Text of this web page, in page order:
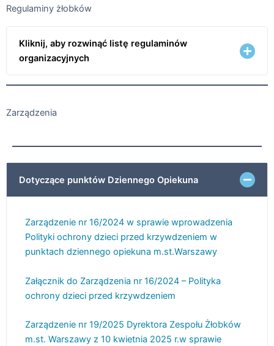
Regulaminy żłobków
Kliknij, aby rozwinąć listę regulaminów
organizacyjnych
Zarządzenia
Dotyczące punktów Dziennego Opiekuna
Zarządzenie nr 16/2024 w sprawie wprowadzenia
Polityki ochrony dzieci przed krzywdzeniem w
punktach dziennego opiekuna m.st.Warszawy
Załącznik do Zarządzenia nr 16/2024 – Polityka
ochrony dzieci przed krzywdzeniem
Zarządzenie nr 19/2025 Dyrektora Zespołu Żłobków
m.st. Warszawy z 10 kwietnia 2025 r.w sprawie